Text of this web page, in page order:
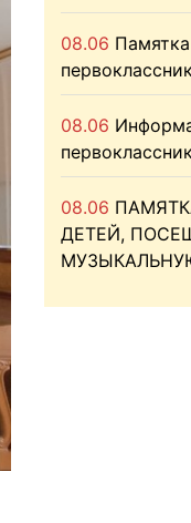
08.06
08.06
08.06
ДЕТЕЙ,